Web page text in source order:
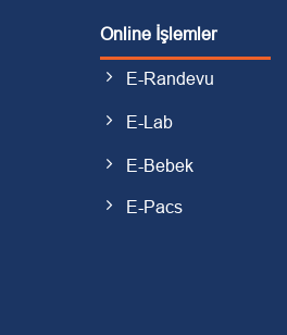
Online İşlemler
E-Randevu
E-Lab
E-Bebek
E-Pacs